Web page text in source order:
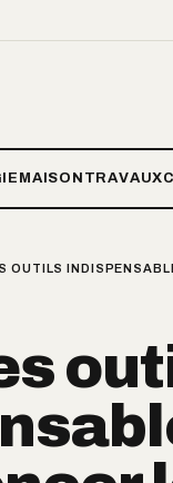
MAISON TRAVAUX
OUTILS